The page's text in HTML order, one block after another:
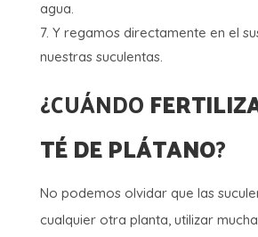
agua.
Y regamos directamente en el
nuestras suculentas.
¿CUÁNDO
TÉ DE PLÁTANO?
No podemos olvidar que las
cualquier otra planta, utilizar